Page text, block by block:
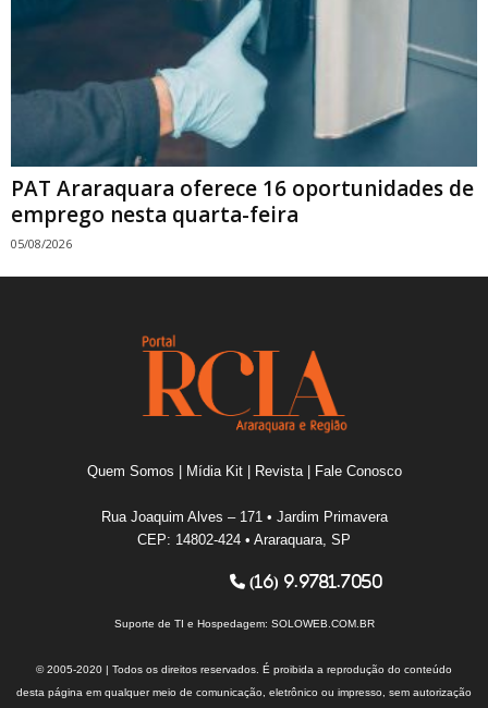
PAT Araraquara oferece 16 oportunidades de
emprego nesta quarta-feira
05/08/2026
Quem Somos Mídia Kit| Revista| Fale Conosco
Rua Joaquim Alves – 171 • Jardim Primavera
CEP: 14802-424 • Araraquara, SP
(16) 9.9781.7050
Suporte de TI e Hospedagem: SOLOWEB.COM.BR
© 2005-2020 | Todos os direitos reservados. É proibida a reprodução do conteúdo
desta página em qualquer meio de comunicação, eletrônico ou impresso, sem autorização